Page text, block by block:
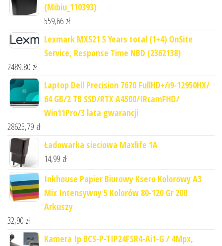
(Mibiu_110393)
559,66 zł
Lexmark MX521 5 Years total (1+4) OnSite
Service, Response Time NBD (2362138)
2489,80 zł
Laptop Dell Precision 7670 FullHD+/​i9-12950HX/​
64 GB/​2 TB SSD/​RTX A4500/​IRcamFHD/​
Win11Pro/​3 lata gwarancji
28625,79 zł
Ładowarka sieciowa Maxlife 1A
14,99 zł
Inkhouse Papier Biurowy Ksero Kolorowy A3
Mix Intensywny 5 Kolorów 80-120 Gr 200
Arkuszy
32,90 zł
Kamera Ip BCS-P-TIP24FSR4-Ai1-G / 4Mpx,